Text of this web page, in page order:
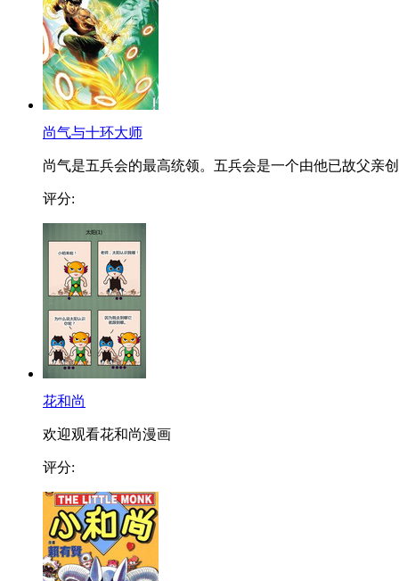
尚气与十环大师
尚气是五兵会的最高统领。五兵会是一个由他已故父亲
评分:
花和尚
欢迎观看花和尚漫画
评分: